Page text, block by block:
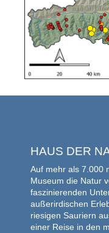
HAUS DER
Auf mehr als 7.000
Museum die Natur
faszinierenden
außerirdischen
riesigen Sauriern
einer Reise in den